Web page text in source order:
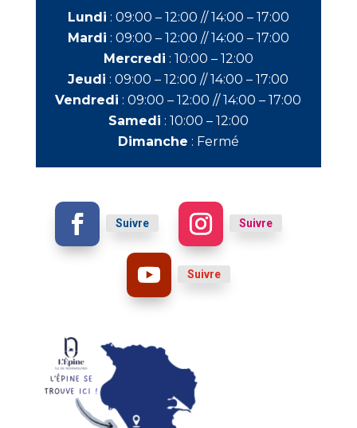
Lundi : 09:00 – 12:00 //14:00 – 17:00
Mardi : 09:00 – 12:00 //14:00 – 17:00
Mercredi : 10:00 – 12:00
Jeudi :09:00 – 12:00 //14:00 – 17:00
Vendredi :09:00 – 12:00 //14:00 – 17:00
Samedi : 10:00 – 12:00
Dimanche : Fermé
Suivre Suivre
Suivre